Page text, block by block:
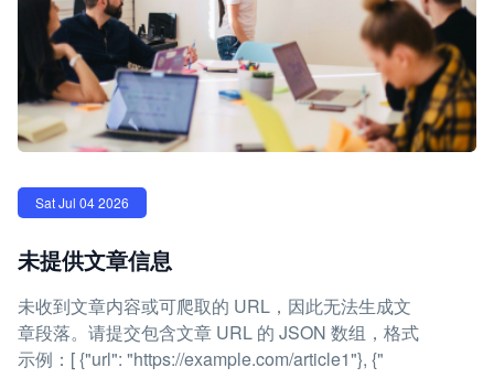
Sat Jul 04 2026
未提供文章信息
未收到文章内容或可爬取的 URL，因此无法生成文
章段落。请提交包含文章 URL 的 JSON 数组，格式
示例：[ {"url": "https://example.com/article1"}, {"